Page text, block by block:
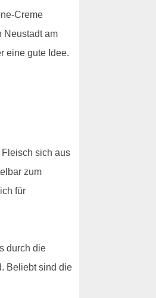
Creme
Neustadt am
eine gute Idee.
sich aus
zum
für
durch die
Beliebt sind die